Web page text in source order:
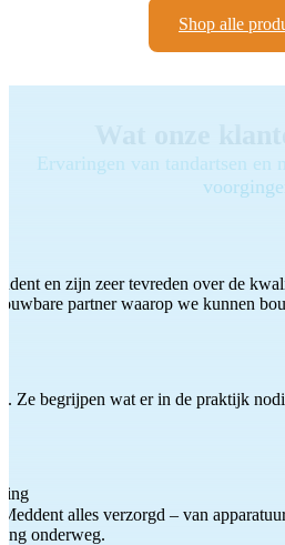
Shop alle
Ervaringen van tandartsen en
en zijn zeer tevreden over de
partner waarop we kunnen
Ze begrijpen wat er in de praktijk
alles verzorgd – van
onderweg.